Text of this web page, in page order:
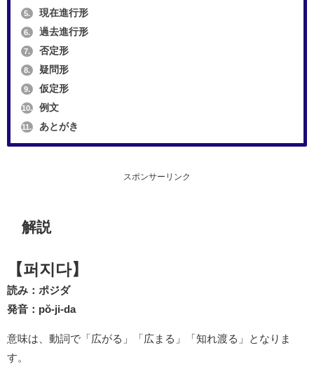
5. 現在進行形
6. 過去進行形
7. 否定形
8. 疑問形
9. 仮定形
10. 例文
11. あとがき
スポンサーリンク
解説
【퍼지다】
読み：ポジダ
発音：pŏ-ji-da
意味は、動詞で「広がる」「広まる」「知れ渡る」となりま
す。